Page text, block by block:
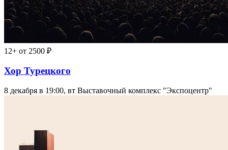
12+ от 2500 ₽
Хор Турецкого
8 декабря в 19:00, вт Выставочный комплекс "Экспоцентр"